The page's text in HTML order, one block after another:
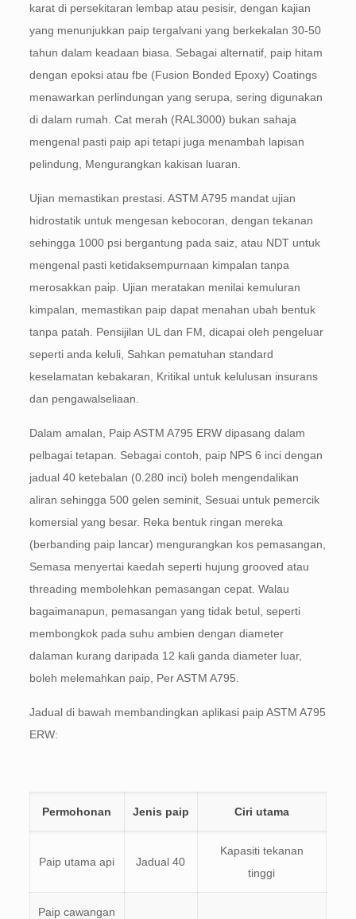
karat di persekitaran lembap atau pesisir, dengan kajian
yang menunjukkan paip tergalvani yang berkekalan 30-50
tahun dalam keadaan biasa. Sebagai alternatif, paip hitam
dengan epoksi atau fbe (Fusion Bonded Epoxy) Coatings
menawarkan perlindungan yang serupa, sering digunakan
di dalam rumah. Cat merah (RAL3000) bukan sahaja
mengenal pasti paip api tetapi juga menambah lapisan
pelindung, Mengurangkan kakisan luaran.
Ujian memastikan prestasi. ASTM A795 mandat ujian
hidrostatik untuk mengesan kebocoran, dengan tekanan
sehingga 1000 psi bergantung pada saiz, atau NDT untuk
mengenal pasti ketidaksempurnaan kimpalan tanpa
merosakkan paip. Ujian meratakan menilai kemuluran
kimpalan, memastikan paip dapat menahan ubah bentuk
tanpa patah. Pensijilan UL dan FM, dicapai oleh pengeluar
seperti anda keluli, Sahkan pematuhan standard
keselamatan kebakaran, Kritikal untuk kelulusan insurans
dan pengawalseliaan.
Dalam amalan, Paip ASTM A795 ERW dipasang dalam
pelbagai tetapan. Sebagai contoh, paip NPS 6 inci dengan
jadual 40 ketebalan (0.280 inci) boleh mengendalikan
aliran sehingga 500 gelen seminit, Sesuai untuk pemercik
komersial yang besar. Reka bentuk ringan mereka
(berbanding paip lancar) mengurangkan kos pemasangan,
Semasa menyertai kaedah seperti hujung grooved atau
threading membolehkan pemasangan cepat. Walau
bagaimanapun, pemasangan yang tidak betul, seperti
membongkok pada suhu ambien dengan diameter
dalaman kurang daripada 12 kali ganda diameter luar,
boleh melemahkan paip, Per ASTM A795.
Jadual di bawah membandingkan aplikasi paip ASTM A795
ERW:
Permohonan Jenis paip Ciri utama
Paip utama api Jadual 40
Kapasiti tekanan
tinggi
Paip cawangan